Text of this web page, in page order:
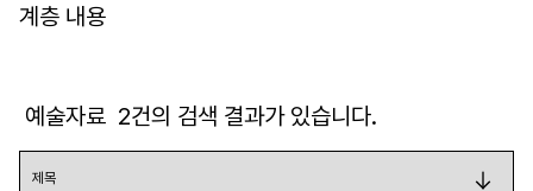
계층 내용
예술자료 2건의 검색 결과가 있습니다.